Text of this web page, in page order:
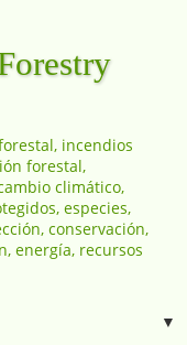
incendios
forestal,
climático,
especies,
conservación,
energía, recursos
▼